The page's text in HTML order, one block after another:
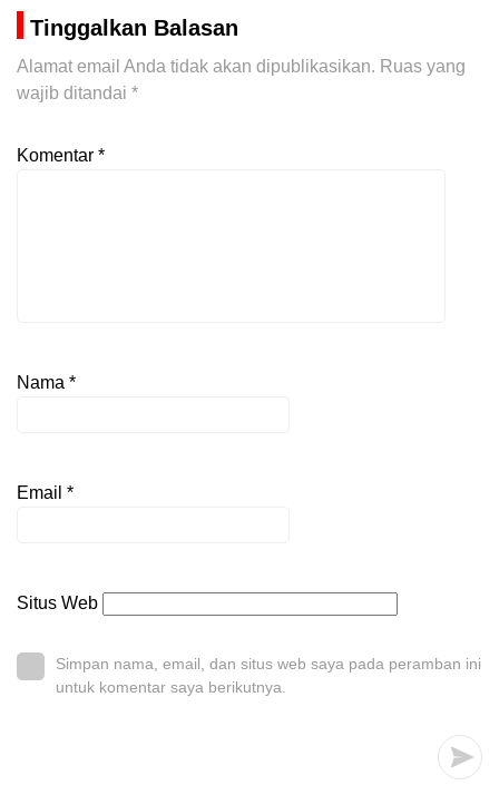
Tinggalkan Balasan
Alamat email Anda tidak akan dipublikasikan. Ruas yang
wajib ditandai *
Komentar *
Nama *
Email *
Situs Web
Simpan nama, email, dan situs web saya pada peramban ini
untuk komentar saya berikutnya.